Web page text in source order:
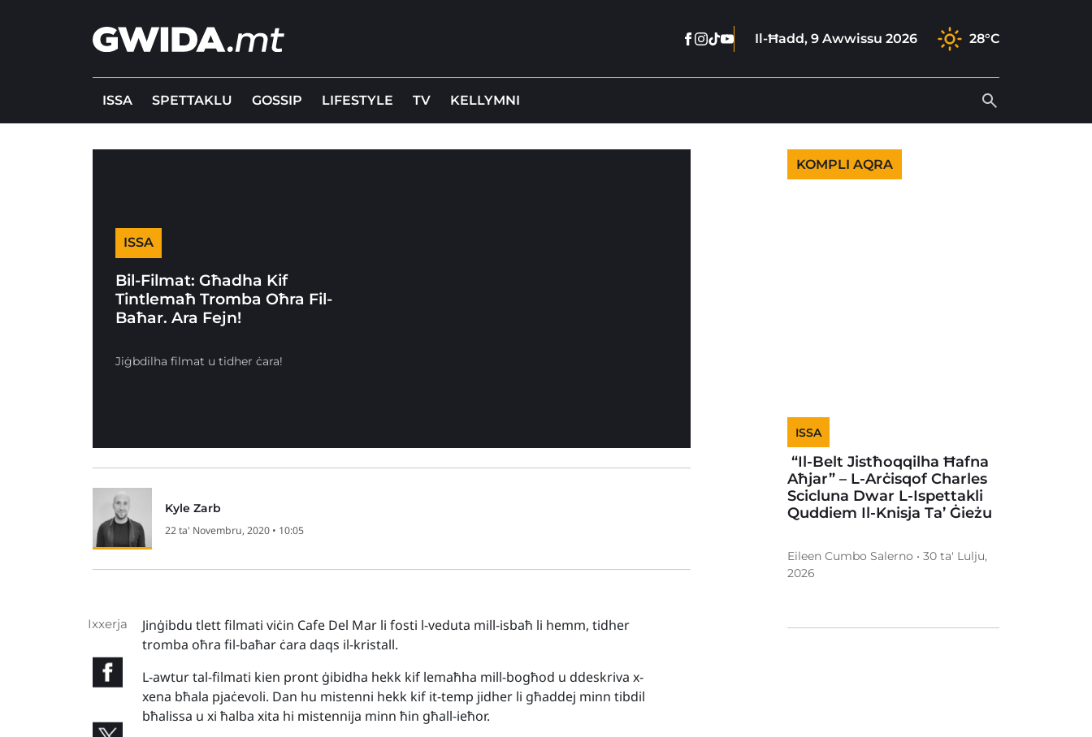
Facebook
Instagram
Tiktok
YoutubeIl-Ħadd, 9 Awwissu 2026 28°C
ISSA SPETTAKLU GOSSIP LIFESTYLE TV KELLYMNI
ISSA
Bil-Filmat: Għadha Kif
Tintlemaħ Tromba Oħra Fil-
Baħar. Ara Fejn!
Jiġbdilha filmat u tidher ċara!
Kyle Zarb
22 ta' Novembru, 2020 • 10:05
Ixxerja
Jinġibdu tlett filmati viċin Cafe Del Mar li fosti l-veduta mill-isbaħ li hemm, tidher
tromba oħra fil-baħar ċara daqs il-kristall.
L-awtur tal-filmati kien pront ġibidha hekk kif lemaħha mill-bogħod u ddeskriva x-
xena bħala pjaċevoli. Dan hu mistenni hekk kif it-temp jidher li għaddej minn tibdil
bħalissa u xi ħalba xita hi mistennija minn ħin għall-ieħor.
KOMPLI AQRA
ISSA
“Il-Belt Jistħoqqilha Ħafna
Aħjar” – L-Arċisqof Charles
Scicluna Dwar L-Ispettakli
Quddiem Il-Knisja Ta’ Ġieżu
Eileen Cumbo Salerno • 30 ta' Lulju,
2026